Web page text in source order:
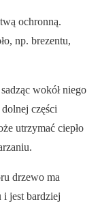
ochronną.
np. brezentu,
wokół niego
części
utrzymać ciepło
drzewo ma
i jest bardziej